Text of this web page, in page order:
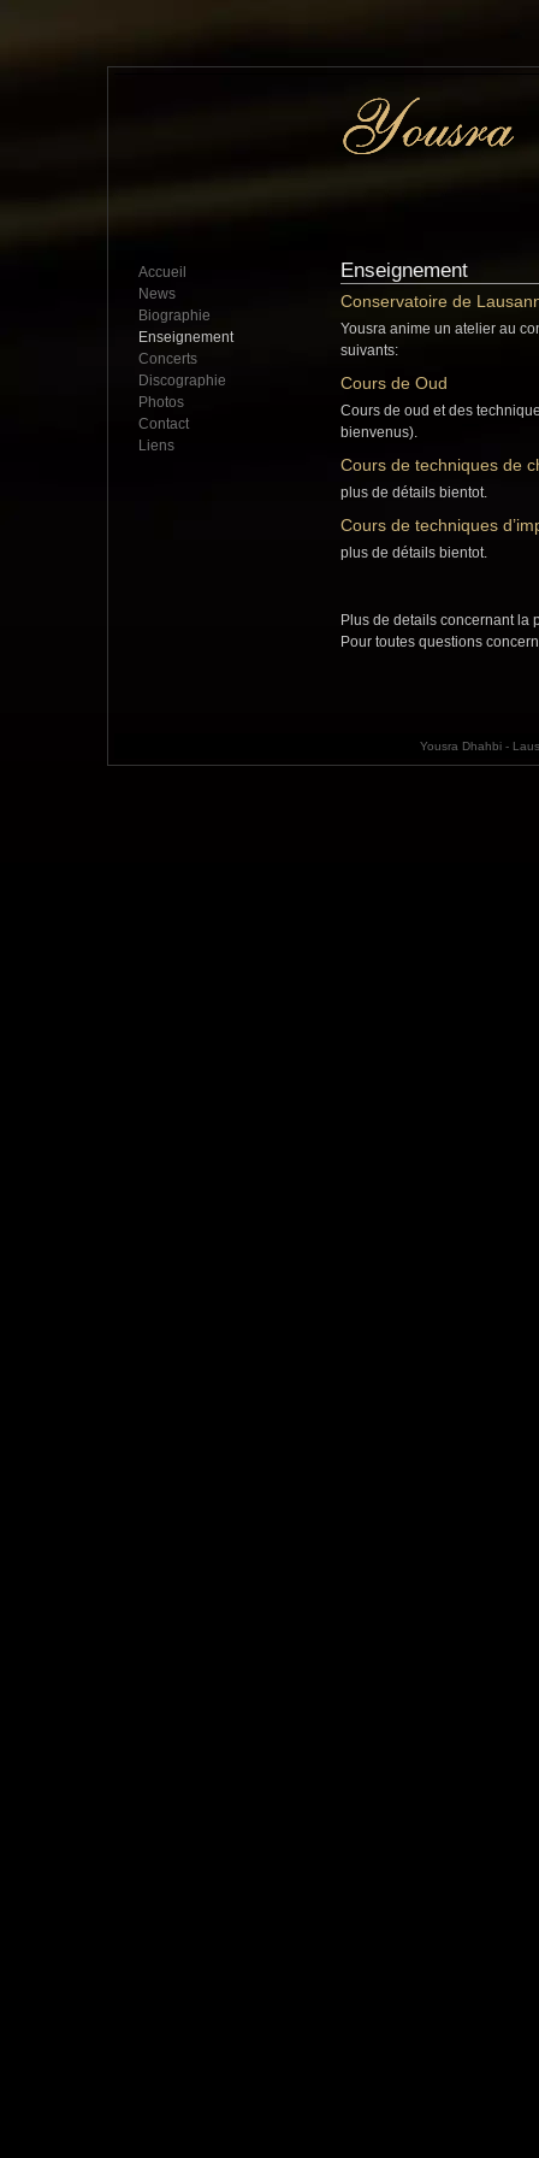
Accueil
News
Biographie
Enseignement
Concerts
Discographie
Photos
Contact
Liens
Enseignement
Conservatoire de
Yousra anime un atelier au
suivants:
Cours de Oud
Cours de oud et des
bienvenus).
Cours de techniques de
plus de détails bientot.
Cours de techniques
plus de détails bientot.
Plus de details concernant la
Pour toutes questions
Yousra Dhahbi -